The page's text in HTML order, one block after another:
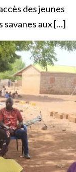
des jeunes
savanes aux […]